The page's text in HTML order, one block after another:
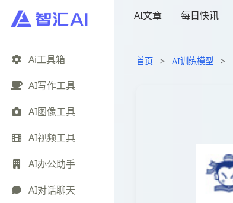
Ai工具箱
AI写作工具
AI图像工具
AI视频工具
AI办公助手
AI对话聊天
AI文章 每日快讯
首页 > AI训练模型 >